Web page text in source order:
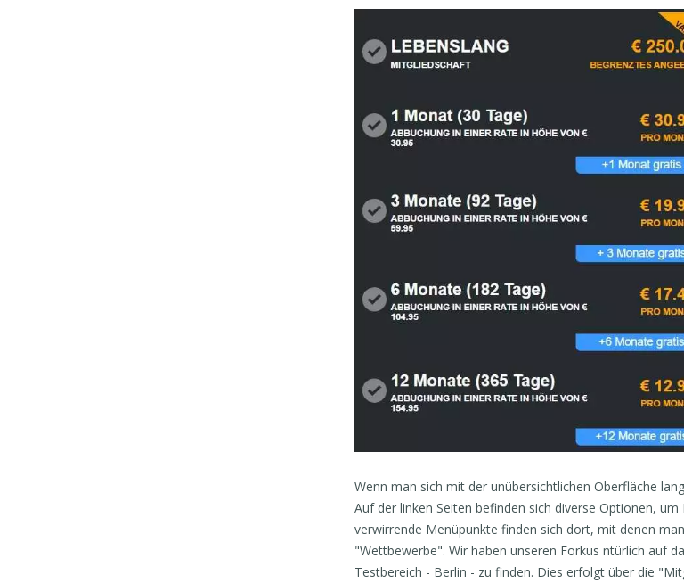
Wenn man sich mit der unübersichtlichen Oberfläche
Auf der linken Seiten befinden sich diverse Optionen,
verwirrende Menüpunkte finden sich dort, mit denen
"Wettbewerbe". Wir haben unseren Forkus ntürlich auf
Testbereich - Berlin - zu finden. Dies erfolgt über die